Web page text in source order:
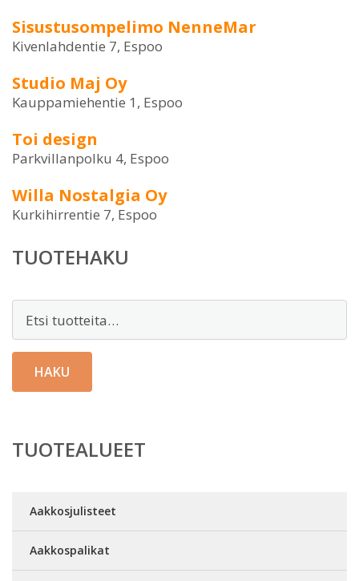
Sisustusompelimo NenneMar
Kivenlahdentie 7, Espoo
Studio Maj Oy
Kauppamiehentie 1, Espoo
Toi design
Parkvillanpolku 4, Espoo
Willa Nostalgia Oy
Kurkihirrentie 7, Espoo
TUOTEHAKU
HAKU
TUOTEALUEET
Aakkosjulisteet
Aakkospalikat